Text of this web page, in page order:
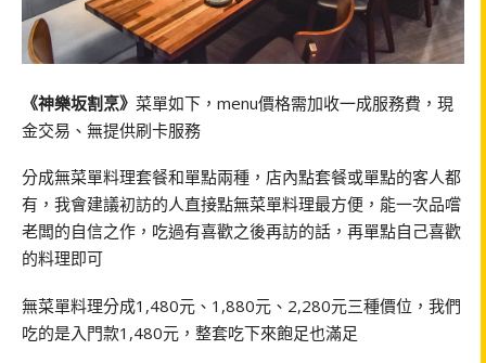
《神樂坂割烹》 菜單如下，menu價格需加收一成服務費，現
金交易、無提供刷卡服務
分成無菜單料理套餐和單點兩種，店內點套餐或單點的客人都
有，我會建議初訪的人直接點無菜單料理最方便，能一次品嚐
老闆的自信之作，吃過有喜歡之後再訪的話，再單點自己喜歡
的料理即可
無菜單料理分成1,480元、1,880元、2,280元三種價位，我們
吃的是入門款1,480元，整套吃下來飽足也滿足